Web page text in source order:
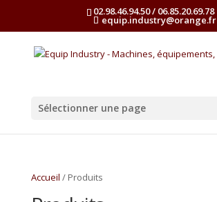
02.98.46.94.50 / 06.85.20.69.78
equip.industry@orange.fr
Sélectionner une page
Accueil / Produits